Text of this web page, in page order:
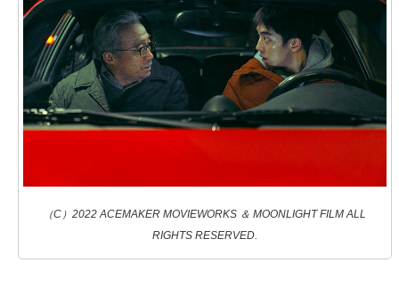
（C）2022 ACEMAKER MOVIEWORKS ＆ MOONLIGHT FILM ALL
RIGHTS RESERVED.